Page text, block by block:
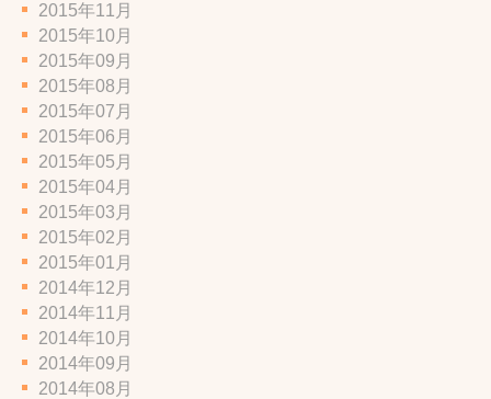
2015年11月
2015年10月
2015年09月
2015年08月
2015年07月
2015年06月
2015年05月
2015年04月
2015年03月
2015年02月
2015年01月
2014年12月
2014年11月
2014年10月
2014年09月
2014年08月